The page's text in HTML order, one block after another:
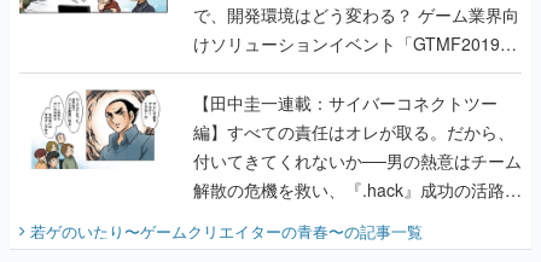
で、開発環境はどう変わる？ ゲーム業界向
けソリューションイベント「GTMF2019」
に行って、より理解を深めよう【PR】
【田中圭一連載：サイバーコネクトツー
編】すべての責任はオレが取る。だから、
付いてきてくれないか──男の熱意はチーム
解散の危機を救い、『.hack』成功の活路を
開く。業界の快男児・松山 洋に流れる血は
『少年ジャンプ』色だった【若ゲのいた
若ゲのいたり〜ゲームクリエイターの青春〜の記事一覧